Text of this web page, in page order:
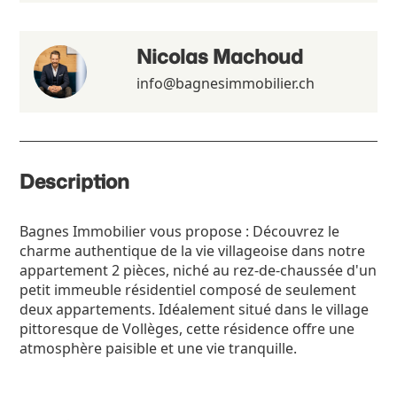
Description
Bagnes Immobilier vous propose : Découvrez le
charme authentique de la vie villageoise dans notre
appartement 2 pièces, niché au rez-de-chaussée d'un
petit immeuble résidentiel composé de seulement
deux appartements. Idéalement situé dans le village
pittoresque de Vollèges, cette résidence offre une
atmosphère paisible et une vie tranquille.
Nicolas Machoud
info@bagnesimmobilier.ch